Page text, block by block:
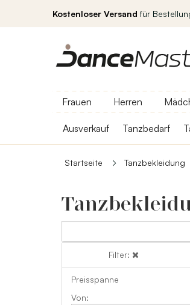
Kostenloser Versand für
Frauen Herren
Ausverkauf Tanzbedarf
Startseite Tanzbekleidung
Filter:
Preisspanne